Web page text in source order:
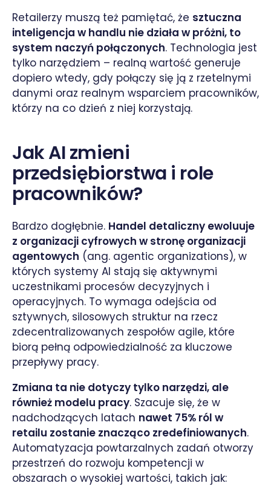
Retailerzy muszą też pamiętać, że sztuczna
inteligencja w handlu nie działa w próżni, to
system naczyń połączonych. Technologia jest
tylko narzędziem – realną wartość generuje
dopiero wtedy, gdy połączy się ją z rzetelnymi
danymi oraz realnym wsparciem pracowników,
którzy na co dzień z niej korzystają.
Jak AI zmieni
przedsiębiorstwa i role
pracowników?
Bardzo dogłębnie. Handel detaliczny ewoluuje
z organizacji cyfrowych w stronę organizacji
agentowych (ang. agentic organizations), w
których systemy AI stają się aktywnymi
uczestnikami procesów decyzyjnych i
operacyjnych. To wymaga odejścia od
sztywnych, silosowych struktur na rzecz
zdecentralizowanych zespołów agile, które
biorą pełną odpowiedzialność za kluczowe
przepływy pracy.
Zmiana ta nie dotyczy tylko narzędzi, ale
również modelu pracy. Szacuje się, że w
nadchodzących latach nawet 75% ról w
retailu zostanie znacząco zredefiniowanych.
Automatyzacja powtarzalnych zadań otworzy
przestrzeń do rozwoju kompetencji w
obszarach o wysokiej wartości, takich jak: